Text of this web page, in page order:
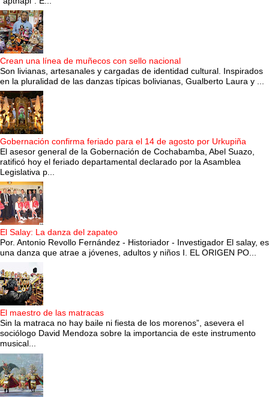
Crean una línea de muñecos con sello nacional
Son livianas, artesanales y cargadas de identidad cultural. Inspirados
en la pluralidad de las danzas típicas bolivianas, Gualberto Laura y ...
Gobernación confirma feriado para el 14 de agosto por Urkupiña
El asesor general de la Gobernación de Cochabamba, Abel Suazo,
ratificó hoy el feriado departamental declarado por la Asamblea
Legislativa p...
El Salay: La danza del zapateo
Por. Antonio Revollo Fernández - Historiador - Investigador El salay, es
una danza que atrae a jóvenes, adultos y niños I. EL ORIGEN PO...
El maestro de las matracas
Sin la matraca no hay baile ni fiesta de los morenos”, asevera el
sociólogo David Mendoza sobre la importancia de este instrumento
musical...